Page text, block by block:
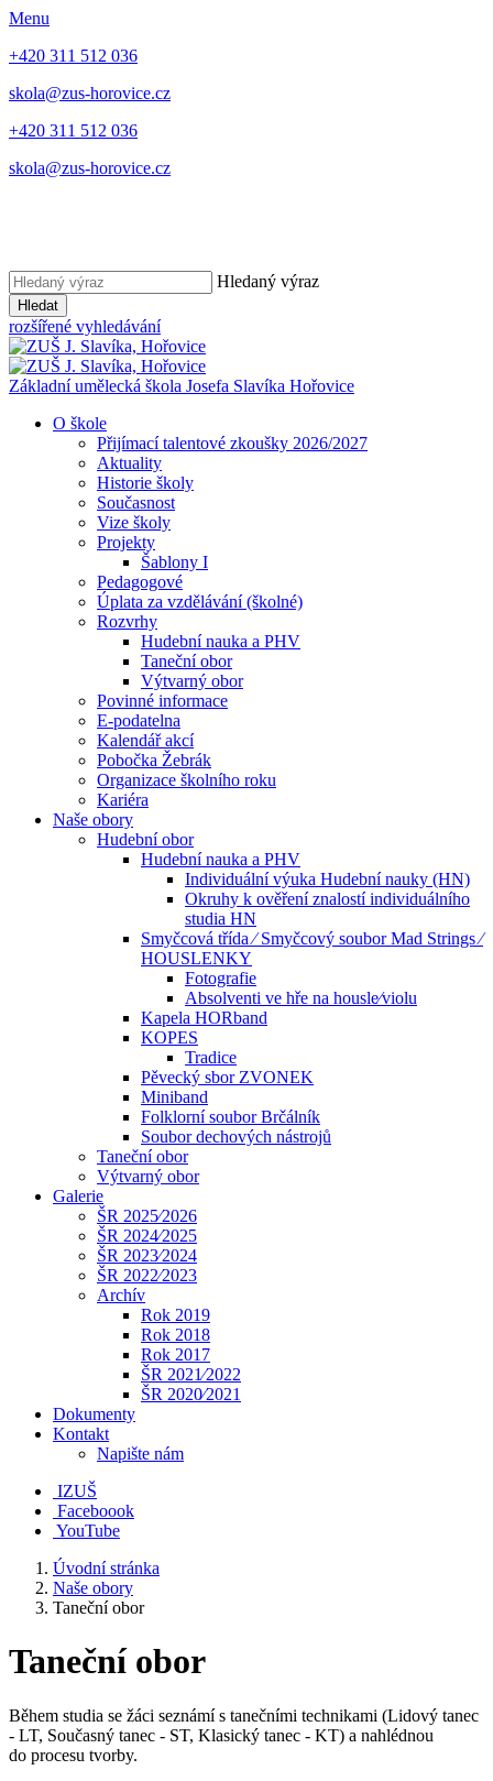
Menu
+420 311 512 036
skola@zus-horovice.cz
+420 311 512 036
skola@zus-horovice.cz
Hledaný výraz
Hledat
rozšířené vyhledávání
Základní umělecká škola Josefa Slavíka Hořovice
O škole
Přijímací talentové zkoušky 2026/2027
Aktuality
Historie školy
Současnost
Vize školy
Projekty
Šablony I
Pedagogové
Úplata za vzdělávání (školné)
Rozvrhy
Hudební nauka a PHV
Taneční obor
Výtvarný obor
Povinné informace
E-podatelna
Kalendář akcí
Pobočka Žebrák
Organizace školního roku
Kariéra
Naše obory
Hudební obor
Hudební nauka a PHV
Individuální výuka Hudební nauky (HN)
Okruhy k ověření znalostí individuálního
studia HN
Smyčcová třída ⁄ Smyčcový soubor Mad Strings ⁄
HOUSLENKY
Fotografie
Absolventi ve hře na housle⁄violu
Kapela HORband
KOPES
Tradice
Pěvecký sbor ZVONEK
Miniband
Folklorní soubor Brčálník
Soubor dechových nástrojů
Taneční obor
Výtvarný obor
Galerie
ŠR 2025⁄2026
ŠR 2024⁄2025
ŠR 2023⁄2024
ŠR 2022⁄2023
Archív
Rok 2019
Rok 2018
Rok 2017
ŠR 2021⁄2022
ŠR 2020⁄2021
Dokumenty
Kontakt
Napište nám
IZUŠ
Faceboook
YouTube
Úvodní stránka
Naše obory
Taneční obor
Taneční obor
Během studia se žáci seznámí s tanečními technikami (Lidový tanec
- LT, Současný tanec - ST, Klasický tanec - KT) a nahlédnou
do procesu tvorby.